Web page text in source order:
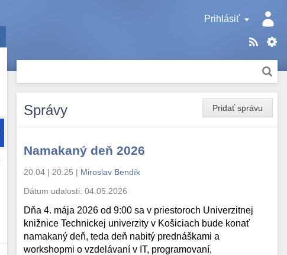
Prihlásiť
Pridať správu
Správy
Namakaný deň 2026
20.04 | 20:25 | Miroslav Bendík
Dátum udalosti:04.05.2026
Dňa 4. mája 2026 od 9:00 sa v priestoroch Univerzitnej
knižnice Technickej univerzity v Košiciach bude konať
namakaný deň, teda deň nabitý prednáškami a
workshopmi o vzdelávaní v IT, programovaní,